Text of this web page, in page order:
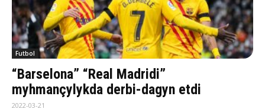
Futbol
“Barselona” “Real Madridi”
myhmançylykda derbi-dagyn etdi
2022-03-21